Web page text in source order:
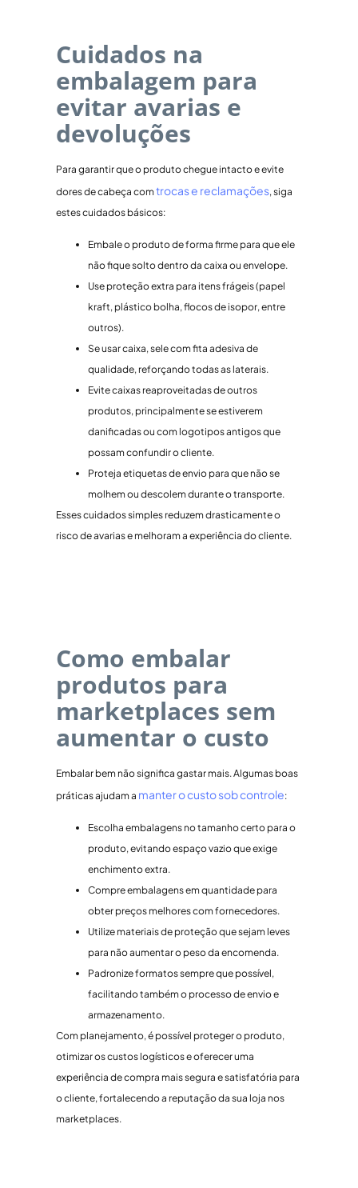
Cuidados na
embalagem para
evitar avarias e
devoluções
Para garantir que o produto chegue intacto e evite
dores de cabeça comtrocas e reclamações, siga
estes cuidados básicos:
Embale o produto de forma firme para que ele
não fique solto dentro da caixa ou envelope.
Use proteção extra para itens frágeis (papel
kraft, plástico bolha, flocos de isopor, entre
outros).
Se usar caixa, sele com fita adesiva de
qualidade, reforçando todas as laterais.
Evite caixas reaproveitadas de outros
produtos, principalmente se estiverem
danificadas ou com logotipos antigos que
possam confundir o cliente.
Proteja etiquetas de envio para que não se
molhem ou descolem durante o transporte.
Esses cuidados simples reduzem drasticamente o
risco de avarias e melhoram a experiência do cliente.
Como embalar
produtos para
marketplaces sem
aumentar o custo
Embalar bem não significa gastar mais. Algumas boas
práticas ajudam a manter o custo sob controle:
Escolha embalagens no tamanho certo para o
produto, evitando espaço vazio que exige
enchimento extra.
Compre embalagens em quantidade para
obter preços melhores com fornecedores.
Utilize materiais de proteção que sejam leves
para não aumentar o peso da encomenda.
Padronize formatos sempre que possível,
facilitando também o processo de envio e
armazenamento.
Com planejamento, é possível proteger o produto,
otimizar os custos logísticos e oferecer uma
experiência de compra mais segura e satisfatória para
o cliente, fortalecendo a reputação da sua loja nos
marketplaces.